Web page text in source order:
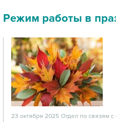
Режим работы в
23 октября 2025 Отдел по связям